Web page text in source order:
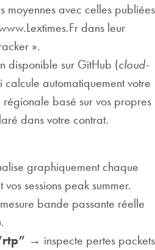
moyennes avec celles publiées
dans leur
».
disponible sur GitHub (cloud-
calcule automatiquement votre
basé sur vos propres
dans votre contrat.
graphiquement chaque
sessions peak summer.
bande passante réelle
→ inspecte pertes packets